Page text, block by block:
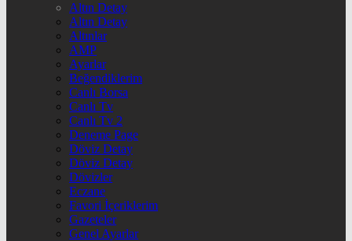
Altın Detay
Altın Detay
Altınlar
AMP
Ayarlar
Beğendiklerim
Canlı Borsa
Canlı Tv
Canlı Tv 2
Deneme Page
Döviz Detay
Döviz Detay
Dövizler
Eczane
Favori İçeriklerim
Gazeteler
Genel Ayarlar